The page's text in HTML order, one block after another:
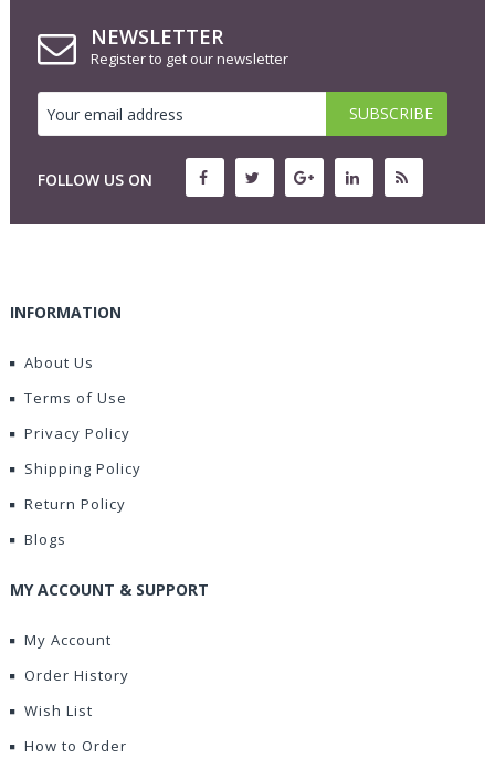
NEWSLETTER
Register to get our newsletter
FOLLOW US ON
INFORMATION
About Us
Terms of Use
Privacy Policy
Shipping Policy
Return Policy
Blogs
MY ACCOUNT & SUPPORT
My Account
Order History
Wish List
How to Order